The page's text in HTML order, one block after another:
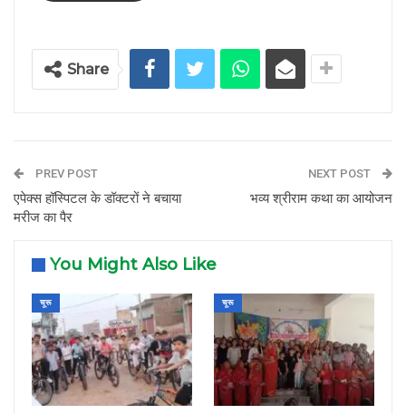
Share
PREV POST
एपेक्स हॉस्पिटल के डॉक्टरों ने बचाया
मरीज का पैर
NEXT POST
भव्य श्रीराम कथा का आयोजन
You Might Also Like
चूरू चूरू